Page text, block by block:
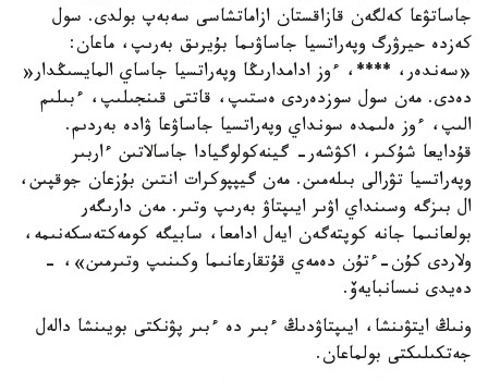
جاساتۋعا كەلگەن قازاقستان ازاماتشاسى سەبەپ بولدى. سول
كەزدە حيرۋرگ وپەراتسيا جاساۋىما بۇيرىق بەرىپ، ماعان:
«سەندەر، ****، ءوز ادامدارىڭا وپەراتسيا جاساي المايسىڭدار«
دەدى. مەن سول سوزدەردى ەستىپ، قاتتى قىنجىلىپ، ءبىلىم
الىپ، ءوز ەلىمدە سونداي وپەراتسيا جاساۋعا ۋادە بەردىم.
قۇدايعا شۇكىر، اكۋشەر- گينەكولوگيادا جاسالاتىن ءاربىر
وپەراتسيا تۋرالى بىلەمىن. مەن گيپپوكرات انتىن بۇزعان جوقپىن،
ال بىزگە وسىنداي اۋىر ايىپتاۋ بەرىپ وتىر. مەن دارىگەر
بولعانىما جانە كوپتەگەن ايەل ادامعا، سابيگە كومەكتەسكەنىمە،
ولاردى كۇن-ءتۇن دەمەي قۇتقارعانىما وكىنىپ وتىرمىن»، -
دەيدى نىسانبايەۆ.
ونىڭ ايتۋىنشا، ايىپتاۋدىڭ ءبىر دە ءبىر پۋنكتى بويىنشا دالەل
جەتكىلىكتى بولماعان.